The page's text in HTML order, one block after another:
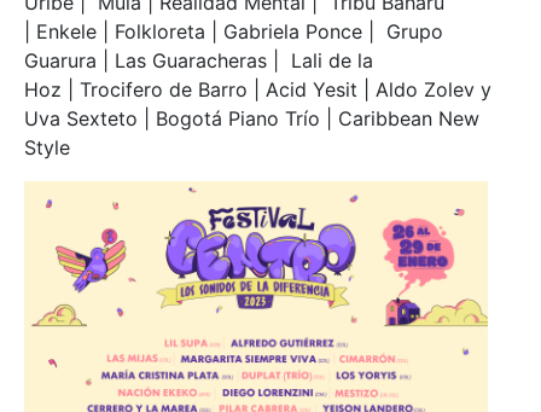
| Enkele | Folkloreta | Gabriela Ponce | Grupo
Guarura | Las Guaracheras | Lali de la
Hoz | Trocifero de Barro | Acid Yesit | Aldo Zolev y
Uva Sexteto | Bogotá Piano Trío | Caribbean New
Style